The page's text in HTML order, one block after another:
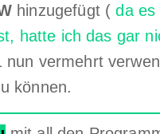
hinzugefügt (da es
hatte ich das gar
vermehrt
können.